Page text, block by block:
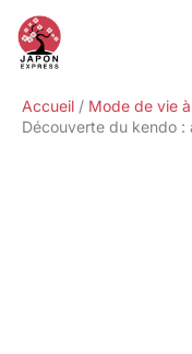
contenu
Accueil
Mode de vie
Découverte du kendo :
Rechercher